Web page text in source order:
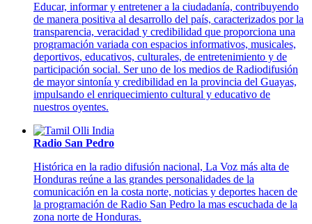
Educar, informar y entretener a la ciudadanía, contribuyendo
de manera positiva al desarrollo del país, caracterizados por la
transparencia, veracidad y credibilidad que proporciona una
programación variada con espacios informativos, musicales,
deportivos, educativos, culturales, de entretenimiento y de
participación social. Ser uno de los medios de Radiodifusión
de mayor sintonía y credibilidad en la provincia del Guayas,
impulsando el enriquecimiento cultural y educativo de
nuestros oyentes.
Radio San Pedro
Histórica en la radio difusión nacional, La Voz más alta de
Honduras reúne a las grandes personalidades de la
comunicación en la costa norte, noticias y deportes hacen de
la programación de Radio San Pedro la mas escuchada de la
zona norte de Honduras.